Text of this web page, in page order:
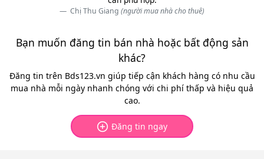
Chị Thu Giang (người mua nhà cho thuê)
Bạn muốn đăng tin bán nhà hoặc bất động sản
khác?
Đăng tin trên Bds123.vn giúp tiếp cận khách hàng có nhu cầu
mua nhà mỗi ngày nhanh chóng với chi phí thấp và hiệu quả
cao.
Đăng tin ngay